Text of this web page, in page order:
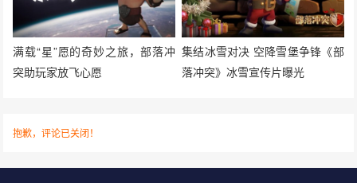
满载“星”愿的奇妙之旅，部落冲
突助玩家放飞心愿
集结冰雪对决 空降雪堡争锋《部
落冲突》冰雪宣传片曝光
抱歉，评论已关闭！